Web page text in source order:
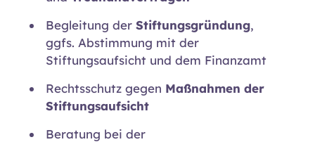
Begleitung der Stiftungsgründung,
ggfs. Abstimmung mit der
Stiftungsaufsicht und dem Finanzamt
Rechtsschutz gegen Maßnahmen der
Stiftungsaufsicht
Beratung bei der